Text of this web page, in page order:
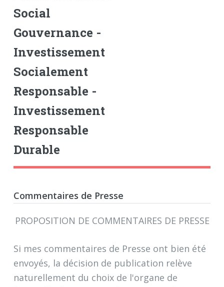
Social
Gouvernance -
Investissement
Socialement
Responsable -
Investissement
Responsable
Durable
Commentaires de Presse
PROPOSITION DE COMMENTAIRES DE PRESSE
Si mes commentaires de Presse ont bien été
envoyés, la décision de publication relève
naturellement du choix de l'organe de